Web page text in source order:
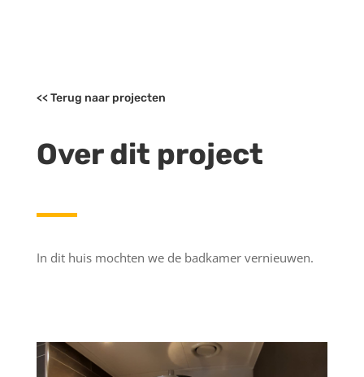
<< Terug naar projecten
Over dit project
In dit huis mochten we de badkamer vernieuwen.